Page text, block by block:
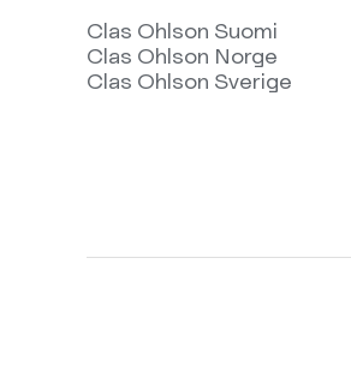
Clas Ohlson Suomi
Clas Ohlson Norge
Clas Ohlson Sverige